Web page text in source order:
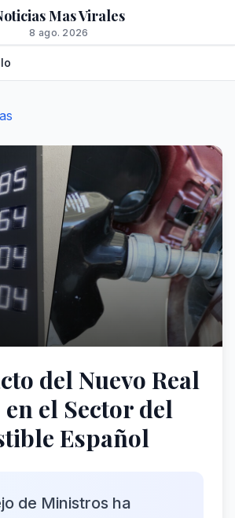
Mas Virales
8 ago. 2026
del Nuevo Real
el Sector del
Español
de Ministros ha